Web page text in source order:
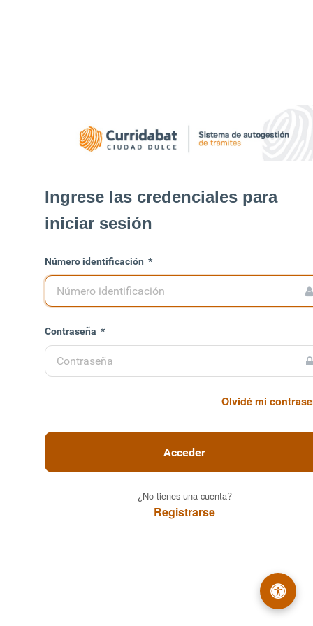
y
Ingrese las credenciales para
iniciar sesión
Número identificación *
Contraseña *
Olvidé mi
Acceder
¿No tienes una cuenta?
Registrarse